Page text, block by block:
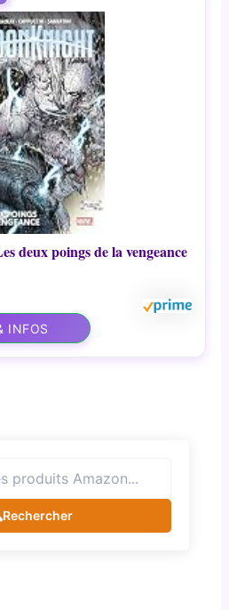
deux poings de la vengeance
INFOS
Rechercher